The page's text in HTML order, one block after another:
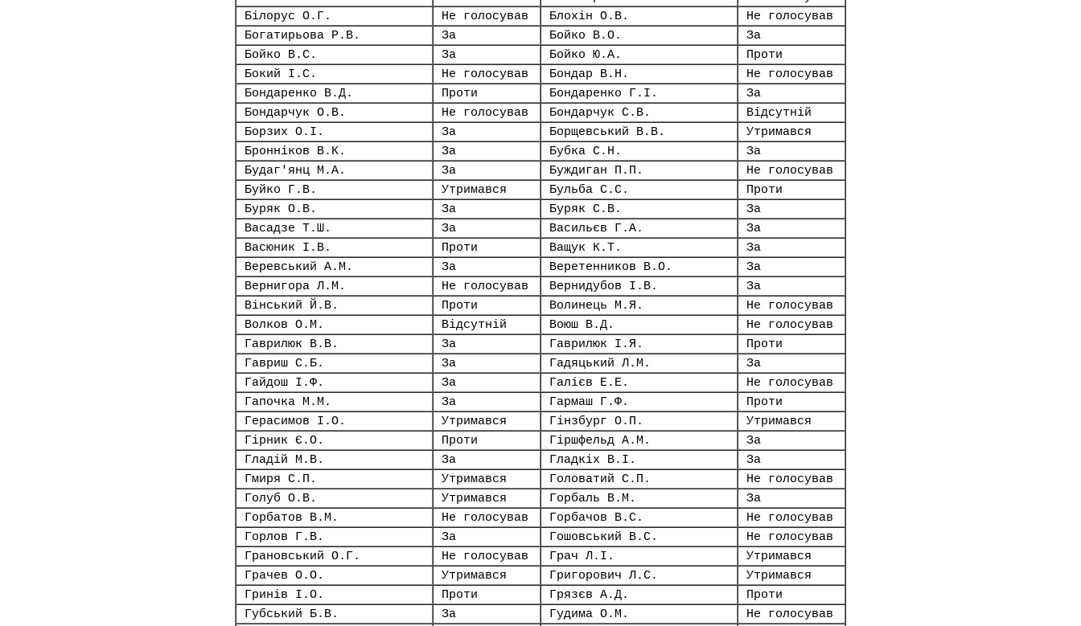
Білорус О.Г.
Не голосував Блохін О.В.
Не голосував
Богатирьова Р.В.
За Бойко В.О.
За
Бойко В.С.
За Бойко Ю.А.
Проти
Бокий І.С.
Не голосував Бондар В.Н.
Не голосував
Бондаренко В.Д.
Проти Бондаренко Г.І.
За
Бондарчук О.В.
Не голосував Бондарчук С.В.
Відсутній
Борзих О.І.
За Борщевський В.В.
Утримався
Бронніков В.К.
За Бубка С.Н.
За
Будаг'янц М.А.
За Буждиган П.П.
Не голосував
Буйко Г.В.
Утримався Бульба С.С.
Проти
Буряк О.В.
За Буряк С.В.
За
Васадзе Т.Ш.
За Васильєв Г.А.
За
Васюник І.В.
Проти Ващук К.Т.
За
Веревський А.М.
За Веретенников В.О.
За
Вернигора Л.М.
Не голосував Вернидубов І.В.
За
Вінський Й.В.
Проти Волинець М.Я.
Не голосував
Волков О.М.
Відсутній Воюш В.Д.
Не голосував
Гаврилюк В.В.
За Гаврилюк І.Я.
Проти
Гавриш С.Б.
За Гадяцький Л.М.
За
Гайдош І.Ф.
За Галієв Е.Е.
Не голосував
Гапочка М.М.
За Гармаш Г.Ф.
Проти
Герасимов І.О.
Утримався Гінзбург О.П.
Утримався
Гірник Є.О.
Проти Гіршфельд А.М.
За
Гладій М.В.
За Гладкіх В.І.
За
Гмиря С.П.
Утримався Головатий С.П.
Не голосував
Голуб О.В.
Утримався Горбаль В.М.
За
Горбатов В.М.
Не голосував Горбачов В.С.
Не голосував
Горлов Г.В.
За Гошовський В.С.
Не голосував
Грановський О.Г.
Не голосував Грач Л.І.
Утримався
Грачев О.О.
Утримався Григорович Л.С.
Утримався
Гринів І.О.
Проти Грязєв А.Д.
Проти
Губський Б.В.
За Гудима О.М.
Не голосував